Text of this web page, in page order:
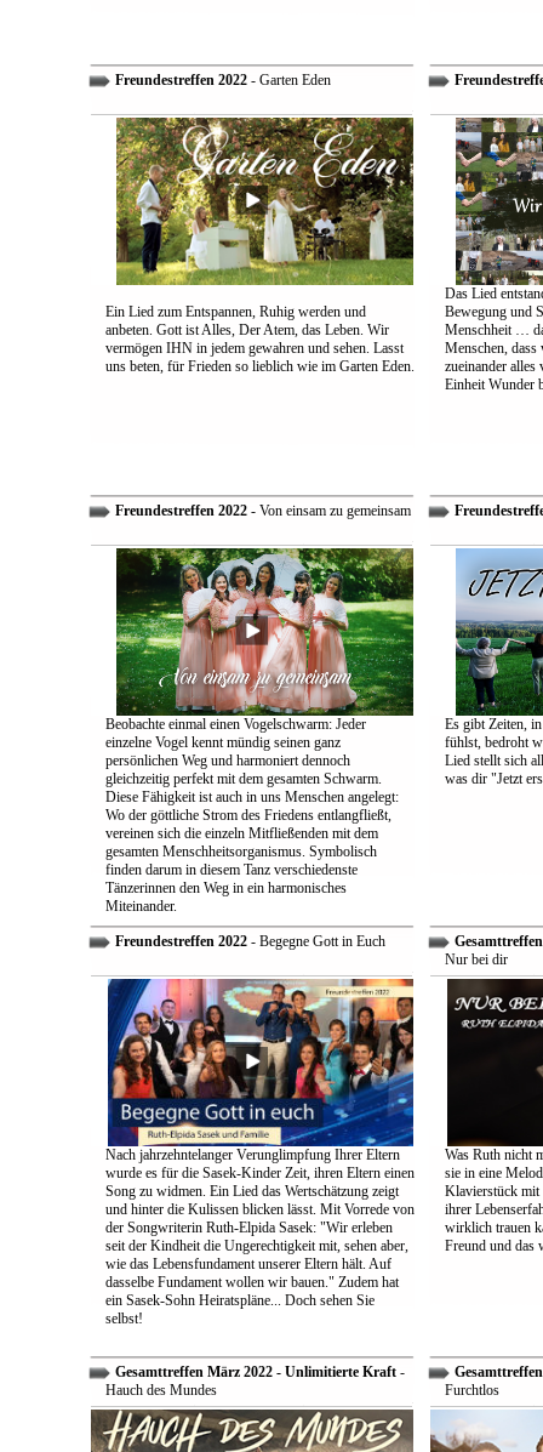
Freundestreffen 2022- Garten Eden
Ein Lied zum Entspannen, Ruhig werden und
anbeten. Gott ist Alles, Der Atem, das Leben. Wir
vermögen IHN in jedem gewahren und sehen. Lasst
uns beten, für Frieden so lieblich wie im Garten Eden.
Das Lied
Bewegung und
Menschheit …
Menschen,
zueinander alles
Einheit Wunder
Freundestreffen 2022- Von einsam zu gemeinsam
Beobachte einmal einen Vogelschwarm: Jeder
einzelne Vogel kennt mündig seinen ganz
persönlichen Weg und harmoniert dennoch
gleichzeitig perfekt mit dem gesamten Schwarm.
Diese Fähigkeit ist auch in uns Menschen angelegt:
Wo der göttliche Strom des Friedens entlangfließt,
vereinen sich die einzeln Mitfließenden mit dem
gesamten Menschheitsorganismus. Symbolisch
finden darum in diesem Tanz verschiedenste
Tänzerinnen den Weg in ein harmonisches
Miteinander.
Es gibt Zeiten,
fühlst, bedroht
Lied stellt sich
was dir "Jetzt
Freundestreffen 2022- Begegne Gott in Euch
Nach jahrzehntelanger Verunglimpfung Ihrer Eltern
wurde es für die Sasek-Kinder Zeit, ihren Eltern einen
Song zu widmen. Ein Lied das Wertschätzung zeigt
und hinter die Kulissen blicken lässt. Mit Vorrede von
der Songwriterin Ruth-Elpida Sasek: "Wir erleben
seit der Kindheit die Ungerechtigkeit mit, sehen aber,
wie das Lebensfundament unserer Eltern hält. Auf
dasselbe Fundament wollen wir bauen." Zudem hat
ein Sasek-Sohn Heiratspläne... Doch sehen Sie
selbst!
Nur bei dir
Was Ruth nicht
sie in eine
Klavierstück mit
ihrer
wirklich trauen
Freund und das
Gesamttreffen März 2022 - Unlimitierte Kraft -
Hauch des Mundes
Furchtlos